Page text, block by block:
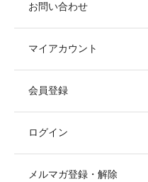
お問い合わせ
マイアカウント
会員登録
ログイン
メルマガ登録・解除